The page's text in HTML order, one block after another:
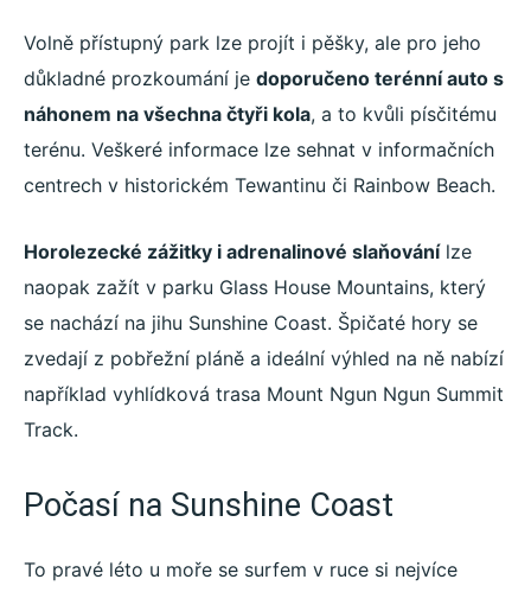
Volně přístupný park lze projít i pěšky, ale pro jeho
důkladné prozkoumání je doporučeno terénní auto s
náhonem na všechna čtyři kola, a to kvůli písčitému
terénu. Veškeré informace lze sehnat v informačních
centrech v historickém Tewantinu či Rainbow Beach.
Horolezecké zážitky i adrenalinové slaňovánílze
naopak zažít v parku Glass House Mountains, který
se nachází na jihu Sunshine Coast. Špičaté hory se
zvedají z pobřežní pláně a ideální výhled na ně nabízí
například vyhlídková trasa Mount Ngun Ngun Summit
Track.
Počasí na Sunshine Coast
To pravé léto u moře se surfem v ruce si nejvíce